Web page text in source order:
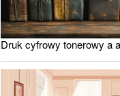
Druk cyfrowy tonerowy a